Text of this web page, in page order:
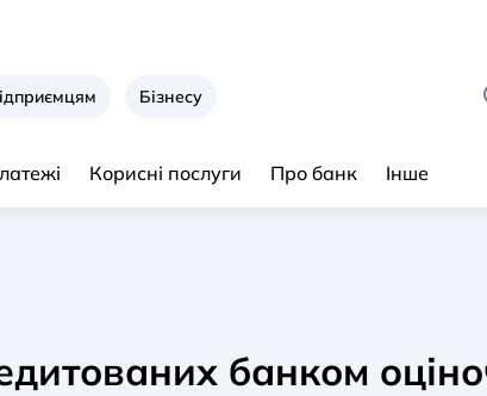
Бізнесу
Корисні послуги Про банк Інше
банком